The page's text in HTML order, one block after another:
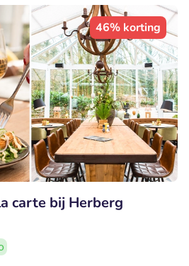
46% korting
carte bij Herberg